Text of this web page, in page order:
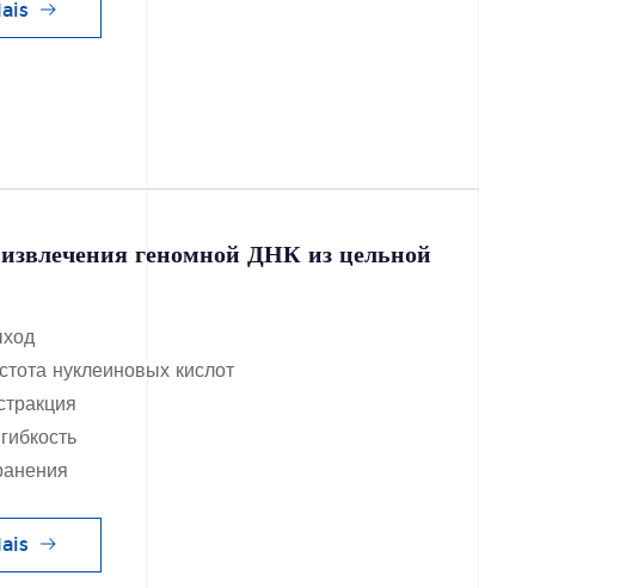
геномной ДНК из цельной
нуклеиновых кислот